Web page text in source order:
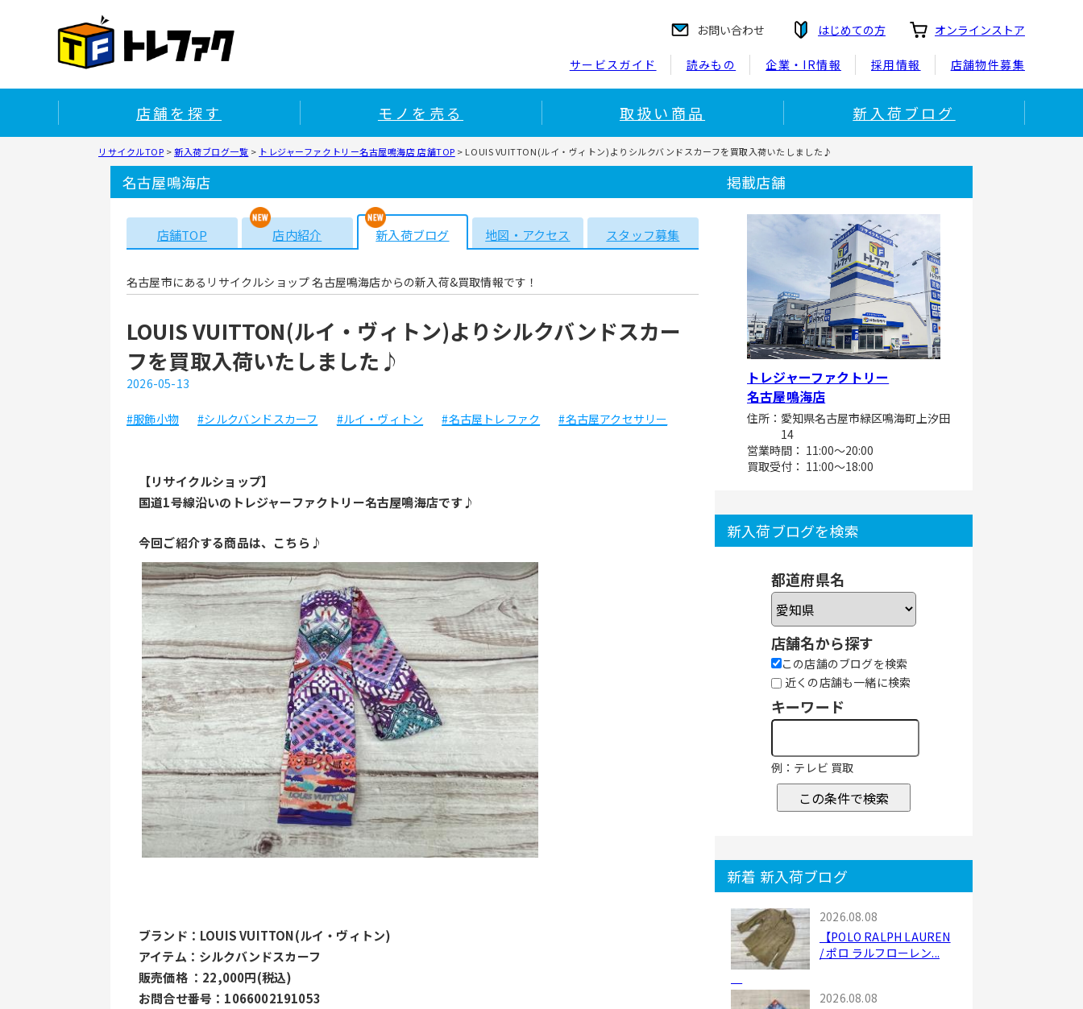
お問い合わせ はじめての方 オンラインストア
サービスガイド 読みもの 企業・IR情報 採用情報 店舗物件募集
店舗を探す モノを売る 取扱い商品 新入荷ブログ
リサイクルTOP >新入荷ブログ一覧 > トレジャーファクトリー名古屋鳴海店 店舗TOP > LOUIS VUITTON(ルイ・ヴィトン)よりシルクバンドスカーフを買取入荷いたしました♪
名古屋鳴海店
店舗TOP 店内紹介 新入荷ブログ 地図・アクセス スタッフ募集
名古屋市にあるリサイクルショップ 名古屋鳴海店からの新入荷&買取情報です！
LOUIS VUITTON(ルイ・ヴィトン)よりシルクバンドスカー
フを買取入荷いたしました♪
2026-05-13
#服飾小物 #シルクバンドスカーフ #ルイ・ヴィトン #名古屋トレファク #名古屋アクセサリー
【リサイクルショップ】
国道1号線沿いのトレジャーファクトリー名古屋鳴海店です♪
今回ご紹介する商品は、こちら♪
ブランド：LOUIS VUITTON(ルイ・ヴィトン)
アイテム：シルクバンドスカーフ
販売価格 ：22,000円(税込)
お問合せ番号：1066002191053
掲載店舗
トレジャーファクトリー
名古屋鳴海店
住所：愛知県名古屋市緑区鳴海町上汐田
14
営業時間： 11:00～20:00
買取受付： 11:00～18:00
新入荷ブログを検索
都道府県名
店舗名から探す
この店舗のブログを検索
近くの店舗も一緒に検索
キーワード
例：テレビ 買取
この条件で検索
新着 新入荷ブログ
2026.08.08
【POLO RALPH LAUREN
/ ポロ ラルフローレン...
2026.08.08